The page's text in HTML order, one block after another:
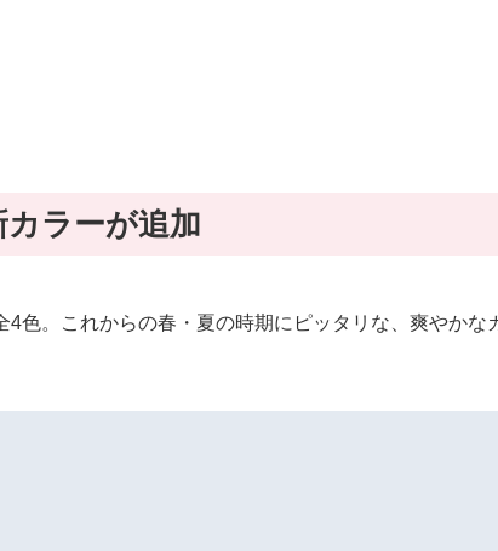
ラーが追加
色。これからの春・夏の時期にピッタリな、爽やかな